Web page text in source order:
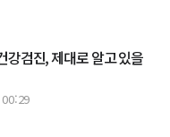
강검진, 제대로 알고 있을